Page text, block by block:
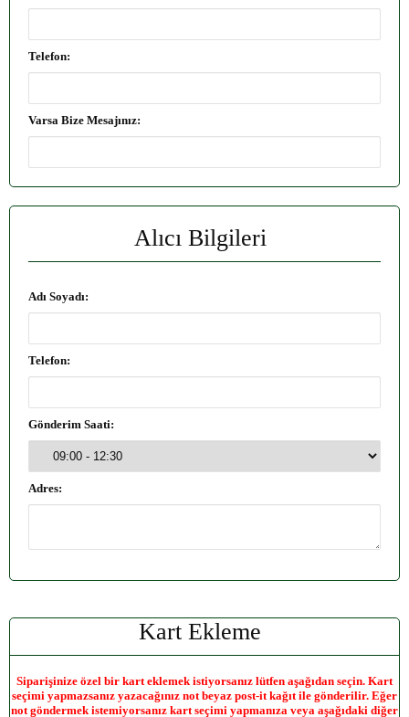
Telefon:
Varsa Bize Mesajınız:
Alıcı Bilgileri
Adı Soyadı:
Telefon:
Gönderim Saati:
Adres:
Kart Ekleme
Siparişinize özel bir kart eklemek istiyorsanız lütfen aşağıdan seçin. Kart
seçimi yapmazsanız yazacağınız not beyaz post-it kağıt ile gönderilir. Eğer
not göndermek istemiyorsanız kart seçimi yapmanıza veya aşağıdaki diğer